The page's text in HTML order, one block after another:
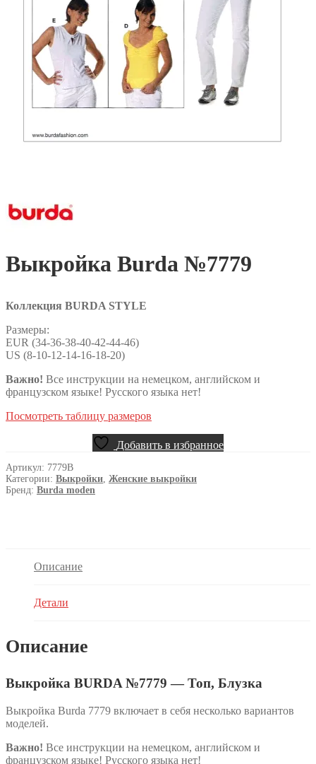
Выкройка Burda №7779
Коллекция BURDA STYLE
Размеры:
EUR (34-36-38-40-42-44-46)
US (8-10-12-14-16-18-20)
Важно! Все инструкции на немецком, английском и
французском языке! Русского языка нет!
Посмотреть таблицу размеров
Добавить в избранное
Артикул: 7779B
Категории: Выкройки Женские выкройки
Бренд: Burda moden
Описание
Детали
Описание
Выкройка BURDA №7779 — Топ, Блузка
Выкройка Burda 7779 включает в себя несколько вариантов
моделей.
Важно! Все инструкции на немецком, английском и
французском языке! Русского языка нет!